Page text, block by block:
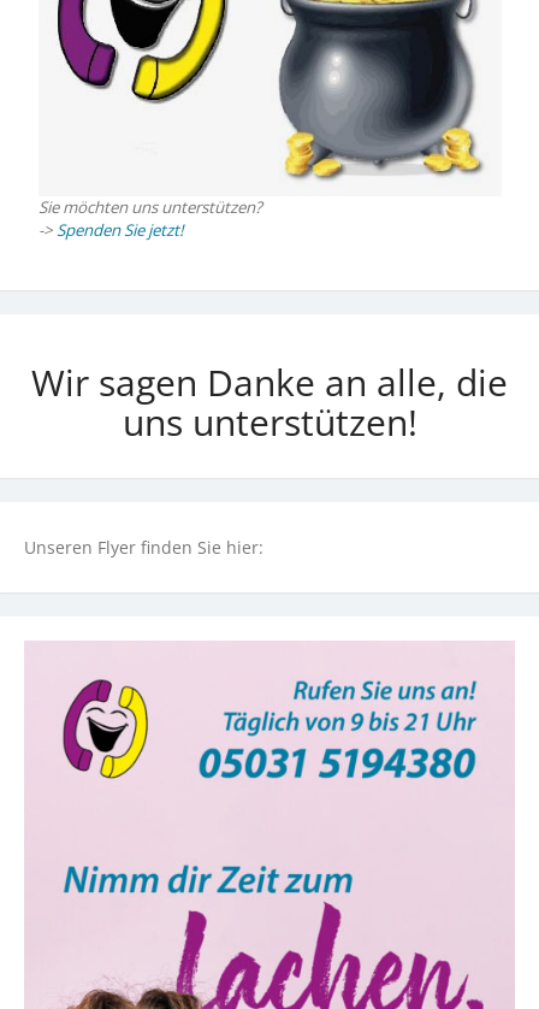
Sie möchten uns unterstützen?
->Spenden Sie jetzt!
Wir sagen Danke an alle, die
uns unterstützen!
Unseren Flyer finden Sie hier: